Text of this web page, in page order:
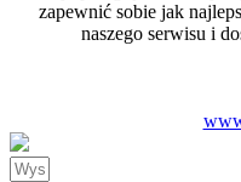
zapewnić sobie jak
naszego serwisu i